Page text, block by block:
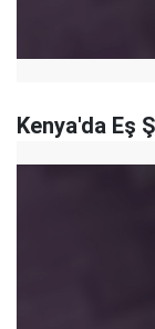
Kenya'da Eş